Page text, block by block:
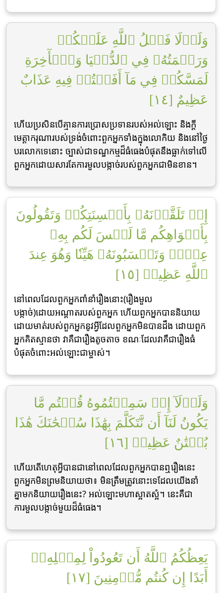
وَلَوۡلَا فَضۡلُ ٱللَّهِ عَلَيۡكُمۡ
وَرَحۡمَتُهُۥ فِي ٱلدُّنۡيَا وَٱلۡأٓخِرَةِ
لَمَسَّكُمۡ فِي مَآ أَفَضۡتُمۡ فِيهِ عَذَابٌ
عَظِيمٌ [١٤]
ហើយប្រសិនបើគ្មានការប្រោសប្រទានរបស់អល់ឡោះ និងក្តី
មេត្តាករុណារបស់ទ្រង់ចំពោះពួកអ្នកទាំងក្នុងលោកិយ និងនៅថ្ងៃ
បរលោកទេនោះ ច្បាស់ជាទណ្ឌកម្មដ៏ធំធេងបំផុតនឹងធ្លាក់ទៅលើ
ពួកអ្នកដោយសារតែការមួលបង្កាច់របស់ពួកអ្នកជាមិនខាន។
إِذۡ تَلَقَّوۡنَهُۥ بِأَلۡسِنَتِكُمۡ وَتَقُولُونَ
بِأَفۡوَاهِكُم مَّا لَيۡسَ لَكُم بِهِۦ
عِلۡمٞ وَتَحۡسَبُونَهُۥ هَيِّنٗا وَهُوَ عِندَ
ٱللَّهِ عَظِيمٞ [١٥]
នៅពេលដែលពួកអ្នកពាំនាំរឿងនោះ(រឿងមួល
បង្កាច់)ដោយអណ្តាតរបស់ពួកអ្នក ហើយពួកអ្នកបាននិយាយ
ដោយមាត់របស់ពួកអ្នកនូវអ្វីដែលពួកអ្នកមិនបានដឹង ដោយពួក
អ្នកគិតស្មានថា វាគឺជារឿងតូចតាច ខណៈដែលវាគឺជារឿងធំ
បំផុតចំពោះអល់ឡោះជាម្ចាស់។
وَلَوۡلَآ إِذۡ سَمِعۡتُمُوهُ قُلۡتُم مَّا
يَكُونُ لَنَآ أَن نَّتَكَلَّمَ بِهَٰذَا سُبۡحَٰنَكَ هَٰذَا
بُهۡتَٰنٌ عَظِيمٞ [١٦]
ហើយតើហេតុអ្វីបានជានៅពេលដែលពួកអ្នកបានឮរឿងនេះ
ពួកអ្នកមិនព្រមនិយាយថា៖ មិនត្រឹមត្រូវនោះទេដែលយើងនាំ
គ្នាមកនិយាយរឿងនេះ? អល់ឡោះមហាស្អាតស្អំ។ នេះគឺជា
ការមួលបង្កាច់មួយដ៏ធំធេង។
يَعِظُكُمُ ٱللَّهُ أَن تَعُودُواْ لِمِثۡلِهِۦٓ
أَبَدًا إِن كُنتُم مُّؤۡمِنِينَ [١٧]